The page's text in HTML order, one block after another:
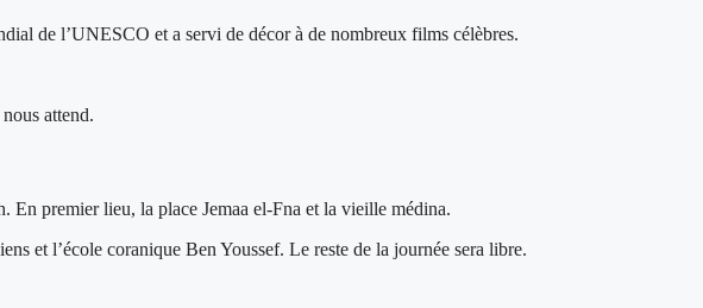
de l’UNESCO et a servi de décor à de nombreux films célèbres.
attend.
premier lieu, la place Jemaa el-Fna et la vieille médina.
et l’école coranique Ben Youssef. Le reste de la journée sera libre.